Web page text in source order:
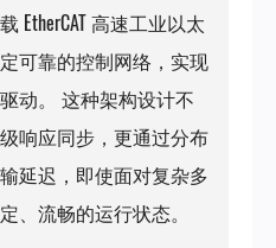
EtherCAT 高速工业以太
可靠的控制网络，实现
动。 这种架构设计不
响应同步，更通过分布
延迟，即使面对复杂多
、流畅的运行状态。